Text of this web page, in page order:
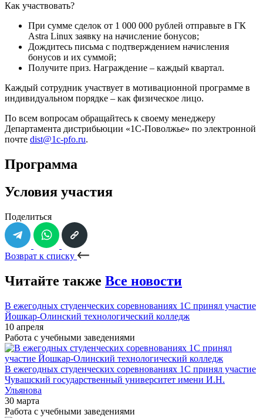
Как участвовать?
При сумме сделок от 1 000 000 рублей отправьте в ГК
Astra Linux заявку на начисление бонусов;
Дождитесь письма с подтверждением начисления
бонусов и их суммой;
Получите приз. Награждение – каждый квартал.
Каждый сотрудник участвует в мотивационной программе в
индивидуальном порядке – как физическое лицо.
По всем вопросам обращайтесь к своему менеджеру
Департамента дистрибьюции «1С-Поволжье» по электронной
почте dist@1c-pfo.ru.
Программа
Условия участия
Поделиться
Возврат к списку
Читайте также Все новости
В ежегодных студенческих соревнованиях 1С принял участие
Йошкар-Олинский технологический колледж
10 апреля
Работа с учебными заведениями
В ежегодных студенческих соревнованиях 1С принял участие
Чувашский государственный университет имени И.Н.
Ульянова
30 марта
Работа с учебными заведениями